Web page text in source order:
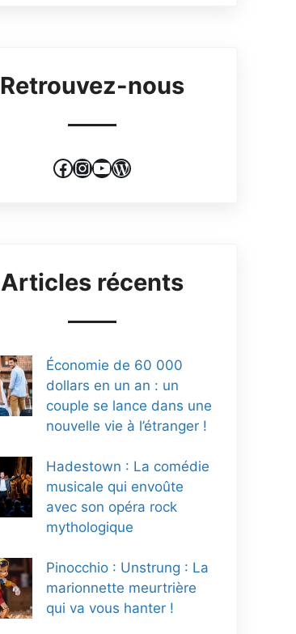
Retrouvez-nous
Facebook
Instagram
YouTube
WordPress
Articles récents
Économie de 60 000
dollars en un an : un
couple se lance dans une
nouvelle vie à l’étranger !
Hadestown : La comédie
musicale qui envoûte
avec son opéra rock
mythologique
Pinocchio : Unstrung : La
marionnette meurtrière
qui va vous hanter !